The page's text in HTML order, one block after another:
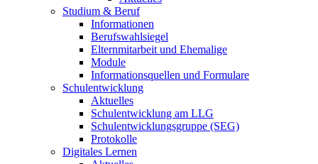
Studium & Beruf
Informationen
Berufswahlsiegel
Elternmitarbeit und Ehemalige
Module
Informationsquellen und Formulare
Schulentwicklung
Aktuelles
Schulentwicklung am LLG
Schulentwicklungsgruppe (SEG)
Protokolle
Digitales Lernen